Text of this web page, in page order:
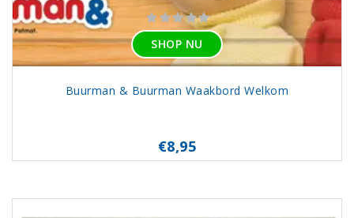
SHOP NU
Buurman & Buurman Waakbord Welkom
€8,95